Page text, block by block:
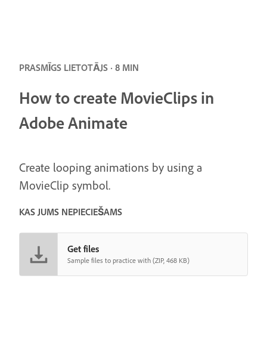
PRASMĪGS LIETOTĀJS · 8 MIN
How to create MovieClips in
Adobe Animate
Create looping animations by using a
MovieClip symbol.
KAS JUMS NEPIECIEŠAMS
Get files
Sample files to practice with (ZIP, 468 KB)